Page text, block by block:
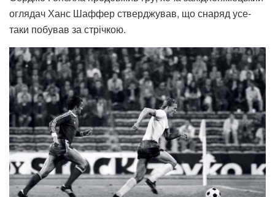
оглядач Ханс Шаффер стверджував, що снаряд усе-
таки побував за стрічкою.